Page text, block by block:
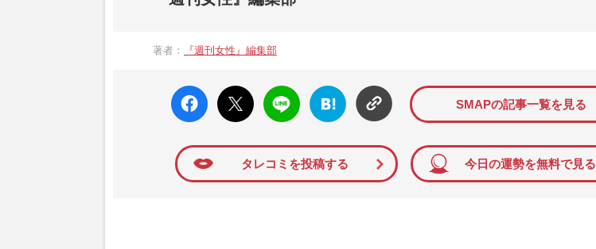
著者： 『週刊女性』編集部
faceboo
k いい
ね
X ポス
ト
LINE
はてな
ブック
マーク
SMAPの記事一覧を見る
タレコミを投稿する 今日の運勢を無料で見る